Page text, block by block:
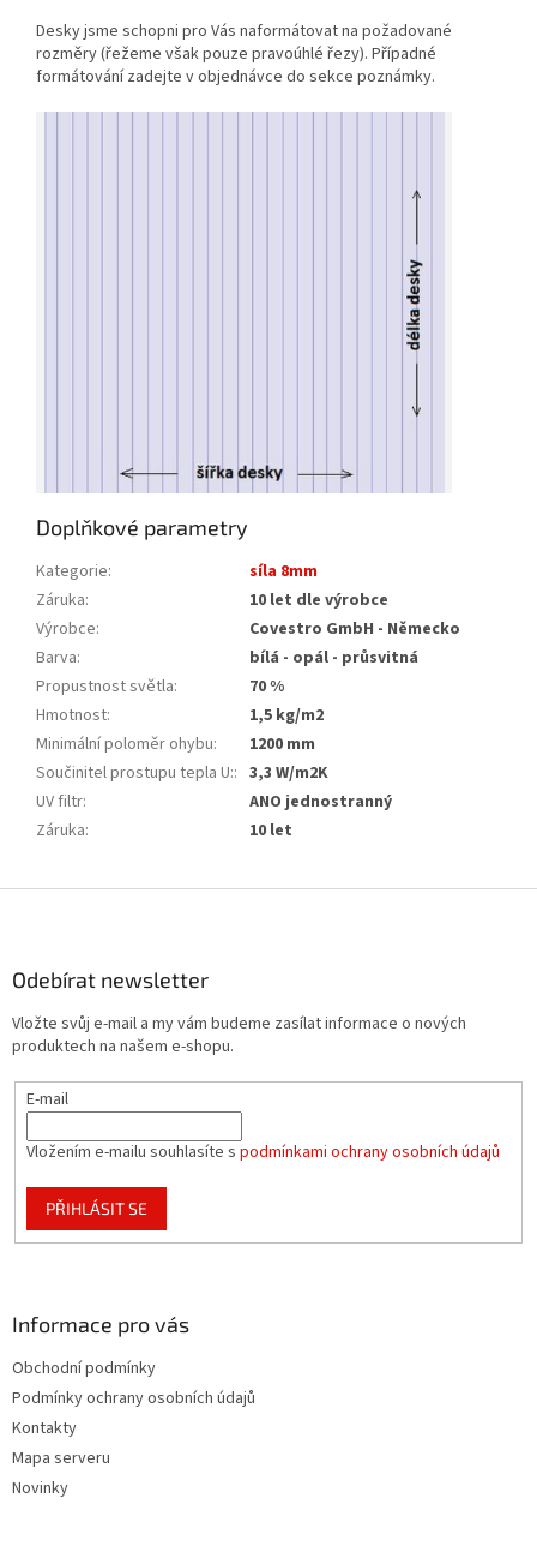
Desky jsme schopni pro Vás naformátovat na požadované
rozměry (řežeme však pouze pravoúhlé řezy). Případné
formátování zadejte v objednávce do sekce poznámky.
Doplňkové parametry
Kategorie:
síla 8mm
Záruka:
10 let dle výrobce
Výrobce:
Covestro GmbH - Německo
Barva:
bílá - opál - průsvitná
Propustnost světla:
70 %
Hmotnost:
1,5 kg/m2
Minimální poloměr ohybu:
1200 mm
Součinitel prostupu tepla U:: 3,3 W/m2K
UV filtr:
ANO jednostranný
Záruka: 10 let
Odebírat newsletter
Vložte svůj e-mail a my vám budeme zasílat informace o nových
produktech na našem e-shopu.
E-mail
Vložením e-mailu souhlasíte s podmínkami ochrany osobních údajů
PŘIHLÁSIT SE
Informace pro vás
Obchodní podmínky
Podmínky ochrany osobních údajů
Kontakty
Mapa serveru
Novinky